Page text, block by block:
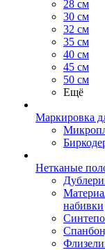
28 см
30 см
32 см
35 см
40 см
45 см
50 см
Ещё
Маркировка
Нетканые
набивки